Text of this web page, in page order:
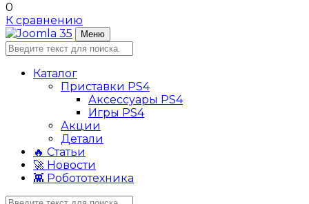
0
К сравнению
Меню
Каталог
Приставки PS4
Аксессуары PS4
Игры PS4
Акции
Детали
🔥 Статьи
🚀 Новости
👾 Робототехника